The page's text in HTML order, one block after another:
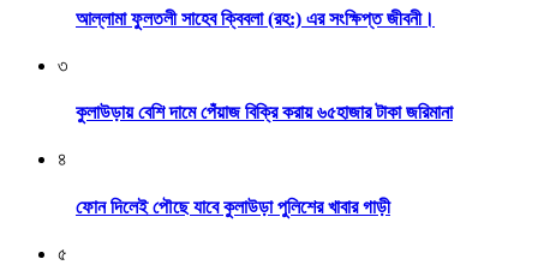
আল্লামা ফুলতলী সাহেব ক্বিবলা (রহ:) এর সংক্ষিপ্ত জীবনী।
৩
কুলাউড়ায় বেশি দামে পেঁয়াজ বিক্রি করায় ৬৫হাজার টাকা জরিমানা
৪
ফোন দিলেই পৌছে যাবে কুলাউড়া পুলিশের খাবার গাড়ী
৫